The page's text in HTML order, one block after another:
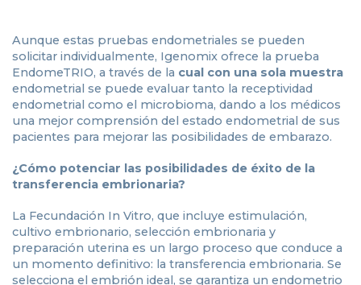
Aunque estas pruebas endometriales se pueden
solicitar individualmente, Igenomix ofrece la prueba
EndomeTRIO, a través de la cual con una sola muestra
endometrial se puede evaluar tanto la receptividad
endometrial como el microbioma, dando a los médicos
una mejor comprensión del estado endometrial de sus
pacientes para mejorar las posibilidades de embarazo.
¿Cómo potenciar las posibilidades de éxito de la
transferencia embrionaria?
La Fecundación In Vitro, que incluye estimulación,
cultivo embrionario, selección embrionaria y
preparación uterina es un largo proceso que conduce a
un momento definitivo: la transferencia embrionaria. Se
selecciona el embrión ideal, se garantiza un endometrio